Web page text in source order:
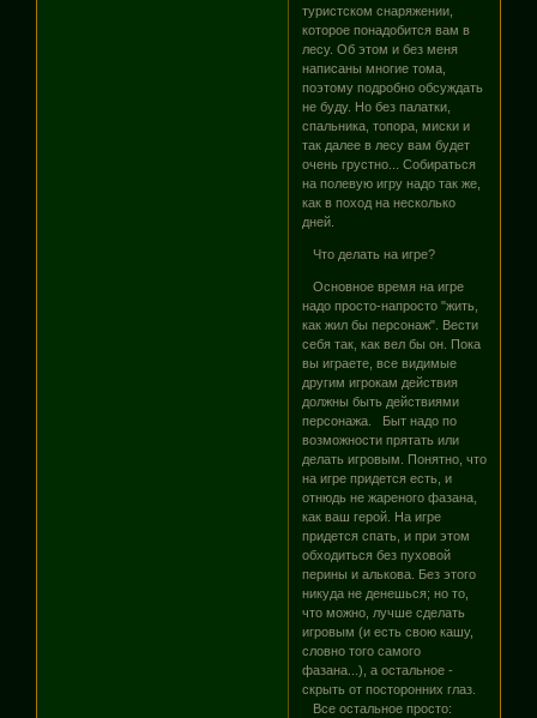
туристском снаряжении,
которое понадобится вам в
лесу. Об этом и без меня
написаны многие тома,
поэтому подробно обсуждать
не буду. Но без палатки,
спальника, топора, миски и
так далее в лесу вам будет
очень грустно... Собираться
на полевую игру надо так же,
как в поход на несколько
дней.
Что делать на игре?
Основное время на игре
надо просто-напросто "жить,
как жил бы персонаж". Вести
себя так, как вел бы он. Пока
вы играете, все видимые
другим игрокам действия
должны быть действиями
персонажа. Быт надо по
возможности прятать или
делать игровым. Понятно, что
на игре придется есть, и
отнюдь не жареного фазана,
как ваш герой. На игре
придется спать, и при этом
обходиться без пуховой
перины и алькова. Без этого
никуда не денешься; но то,
что можно, лучше сделать
игровым (и есть свою кашу,
словно того самого
фазана...), а остальное -
скрыть от посторонних глаз.
Все остальное просто: